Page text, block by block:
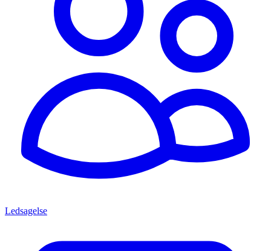
Ledsagelse